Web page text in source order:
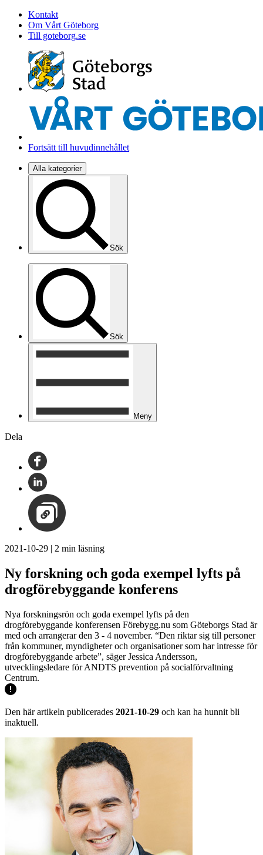
Kontakt
Om Vårt Göteborg
Till goteborg.se
Fortsätt till huvudinnehållet
Alla kategorier
Sök
Sök
Meny
Dela
2021-10-29 | 2 min läsning
Ny forskning och goda exempel lyfts på
drogförebyggande konferens
Nya forskningsrön och goda exempel lyfts på den
drogförebyggande konferensen Förebygg.nu som Göteborgs Stad är
med och arrangerar den 3 - 4 november. “Den riktar sig till personer
från kommuner, myndigheter och organisationer som har intresse för
drogförebyggande arbete”, säger Jessica Andersson,
utvecklingsledare för ANDTS prevention på socialförvaltning
Centrum.
Den här artikeln publicerades 2021-10-29 och kan ha hunnit bli
inaktuell.